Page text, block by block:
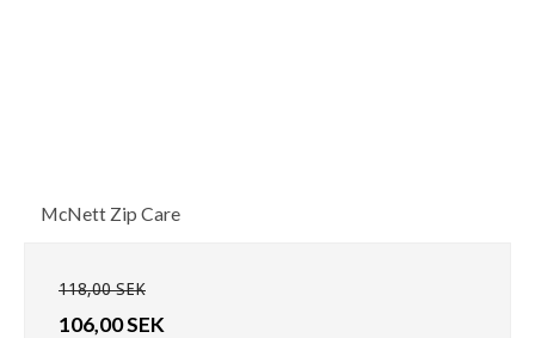
McNett Zip Care
118,00 SEK
106,00 SEK